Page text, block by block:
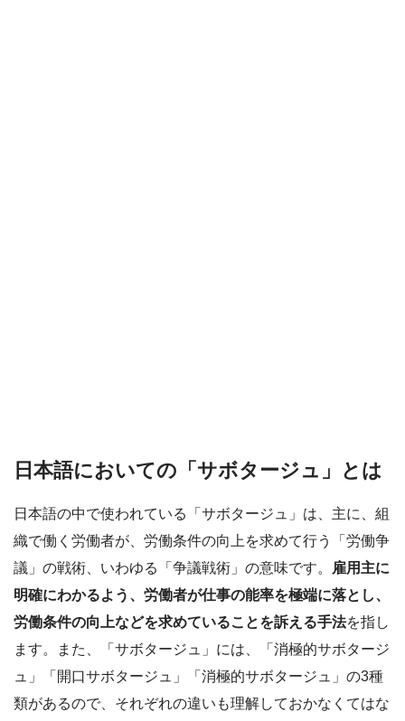
日本語においての「サボタージュ」とは
日本語の中で使われている「サボタージュ」は、主に、組
織で働く労働者が、労働条件の向上を求めて行う「労働争
議」の戦術、いわゆる「争議戦術」の意味です。
雇用主に
明確にわかるよう、労働者が仕事の能率を極端に落とし、
労働条件の向上などを求めていることを訴える手法を指し
ます。また、「サボタージュ」には、「消極的サボタージ
ュ」「開口サボタージュ」「消極的サボタージュ」の3種
類があるので、それぞれの違いも理解しておかなくてはな